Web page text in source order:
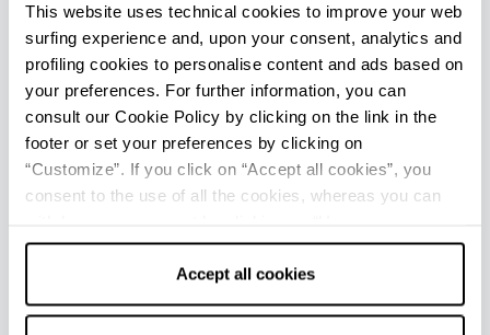
This website uses technical cookies to improve your web
surfing experience and, upon your consent, analytics and
profiling cookies to personalise content and ads based on
your preferences. For further information, you can
consult our Cookie Policy by clicking on the link in the
footer or set your preferences by clicking on
“Customize”. If you click on “Accept all cookies”, you
consent to the use of all the cookies, whereas you can
cookies only” and only the technical cookies for the
correct functioning of the website will be used.
Accept all cookies
conduce verso Ponte dell’Olio scoprendo
chiesette, ville e resti di fortificazioni.
Bicchignanoè uno splendido punto
panoramico appena sotto il Passo del Bagnolo.
AVeanosi trova Villa Alberoni, immersa in un
magnifico parco (attualmente di proprietà del
in occasioni particolari). Presso la residenza di
Veano è presente unaBig Bench
il territorio circostante.